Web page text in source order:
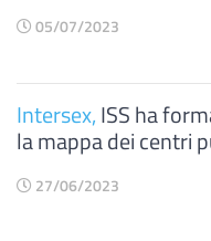
05/07/2023
Intersex,ISS ha
la mappa dei centri
27/06/2023